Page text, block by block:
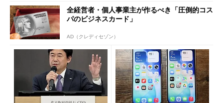
全経営者・個人事業主が作るべき「圧倒的コス
パのビジネスカード」
AD（クレディセゾン）